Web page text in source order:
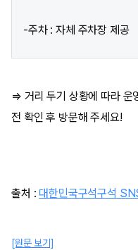
-주차 : 자체 주차장 제공
⇒ 거리 두기 상황에 따라 운
전 확인 후 방문해 주세요!
출처 : 대한민국구석구석
[원문 보기]